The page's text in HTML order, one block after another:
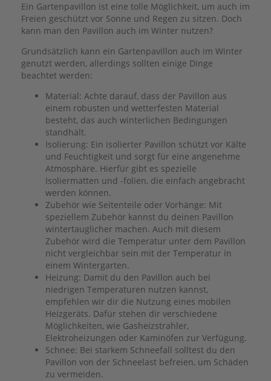
Ein Gartenpavillon ist eine tolle Möglichkeit, um auch im
Freien geschützt vor Sonne und Regen zu sitzen. Doch
kann man den Pavillon auch im Winter nutzen?
Grundsätzlich kann ein Gartenpavillon auch im Winter
genutzt werden, allerdings sollten einige Dinge
beachtet werden:
Material: Achte darauf, dass der Pavillon aus
einem robusten und wetterfesten Material
besteht, das auch winterlichen Bedingungen
standhält.
Isolierung: Ein isolierter Pavillon schützt vor Kälte
und Feuchtigkeit und sorgt für eine angenehme
Atmosphäre. Hierfür gibt es spezielle
Isoliermatten und -folien, die einfach angebracht
werden können.
Zubehör wie Seitenteile oder Vorhänge: Mit
speziellem Zubehör kannst du deinen Pavillon
wintertauglicher machen. Auch mit diesem
Zubehör wird die Temperatur unter dem Pavillon
nicht vergleichbar sein mit der Temperatur in
einem Wintergarten.
Heizung: Damit du den Pavillon auch bei
niedrigen Temperaturen nutzen kannst,
empfehlen wir dir die Nutzung eines mobilen
Heizgeräts. Dafür stehen dir verschiedene
Möglichkeiten, wie Gasheizstrahler,
Elektroheizungen oder Kaminöfen zur Verfügung.
Schnee: Bei starkem Schneefall solltest du den
Pavillon von der Schneelast befreien, um Schäden
zu vermeiden.